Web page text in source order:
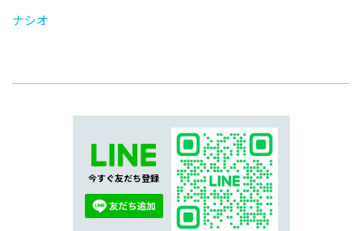
ナシオ
今すぐ友だち登録